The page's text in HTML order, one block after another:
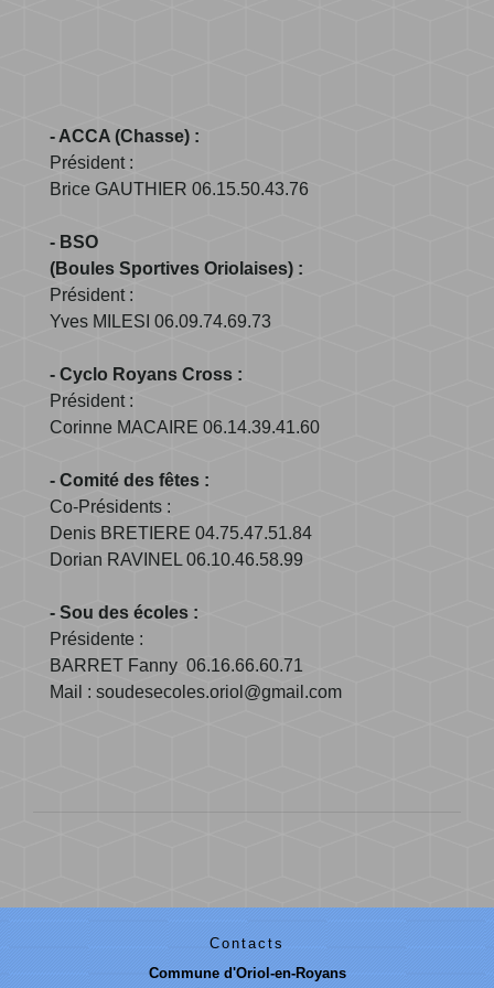
- ACCA (Chasse) :
Président :
Brice GAUTHIER 06.15.50.43.76
- BSO
(Boules Sportives Oriolaises) :
Président :
Yves MILESI 06.09.74.69.73
- Cyclo Royans Cross :
Président :
Corinne MACAIRE 06.14.39.41.60
- Comité des fêtes :
Co-Présidents :
Denis BRETIERE 04.75.47.51.84
Dorian RAVINEL 06.10.46.58.99
- Sou des écoles :
Présidente :
BARRET Fanny 06.16.66.60.71
Mail : soudesecoles.oriol@gmail.com
Contacts
Commune d'Oriol-en-Royans